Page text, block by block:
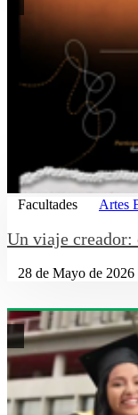
Facultades Artes
Un viaje creador:
28 de Mayo de 2026